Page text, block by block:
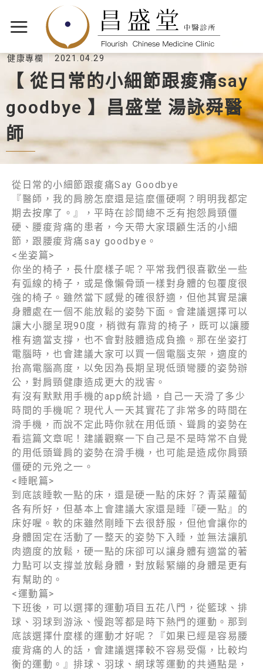
健康專欄 2021.04.29
【 從⽇常的⼩細節跟痠痛say
goodbye 】昌盛堂 湯詠舜醫
師
從⽇常的⼩細節跟痠痛Say Goodbye
『醫師，我的肩膀怎麼還是這麼僵硬啊？明明我都定
期去按摩了。』，平時在診間總不乏有抱怨肩頸僵
硬、腰痠背痛的患者，今天帶⼤家環顧⽣活的⼩細
節，跟腰痠背痛say goodbye。
<坐姿篇>
你坐的椅⼦，⻑什麼樣⼦呢？平常我們很喜歡坐⼀些
有弧線的椅⼦，或是像懶⻣頭⼀樣對⾝體的包覆度很
強的椅⼦。雖然當下感覺的確很舒適，但他其實是讓
⾝體處在⼀個不能放鬆的姿勢下⾯。會建議選擇可以
讓⼤⼩腿呈現90度，稍微有靠背的椅⼦，既可以讓腰
椎有適當⽀撐，也不會對肢體造成負擔。那在坐姿打
電腦時，也會建議⼤家可以買⼀個電腦⽀架，適度的
抬⾼電腦⾼度，以免因為⻑期呈現低頭彎腰的姿勢辦
公，對肩頸健康造成更⼤的戕害。
有沒有默默⽤⼿機的app統計過，⾃⼰⼀天滑了多少
時間的⼿機呢？現代⼈⼀天其實花了⾮常多的時間在
滑⼿機，⽽說不定此時你就在⽤低頭、聳肩的姿勢在
看這篇⽂章呢！建議觀察⼀下⾃⼰是不是時常不⾃覺
的⽤低頭聳肩的姿勢在滑⼿機，也可能是造成你肩頸
僵硬的元兇之⼀。
<睡眠篇>
到底該睡軟⼀點的床，還是硬⼀點的床好？⻘菜蘿蔔
各有所好，但基本上會建議⼤家還是睡『硬⼀點』的
床好喔。軟的床雖然剛睡下去很舒服，但他會讓你的
⾝體固定在活動了⼀整天的姿勢下⼊睡，並無法讓肌
⾁適度的放鬆，硬⼀點的床卻可以讓⾝體有適當的著
⼒點可以⽀撐並放鬆⾝體，對放鬆緊繃的⾝體是更有
有幫助的。
<運動篇>
下班後，可以選擇的運動項⽬五花⼋⾨，從籃球、排
球、⽻球到游泳、慢跑等都是時下熱⾨的運動。那到
底該選擇什麼樣的運動才好呢？『如果已經是容易腰
痠背痛的⼈的話，會建議選擇較不容易受傷，⽐較均
衡的運動。』排球、⽻球、網球等運動的共通點是，